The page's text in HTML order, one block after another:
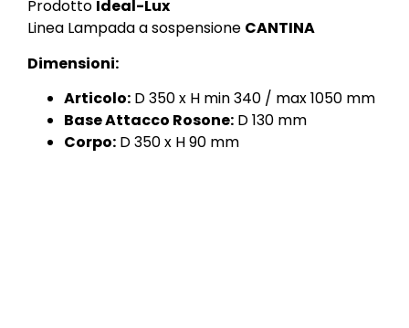
Prodotto Ideal-Lux
Linea Lampada a sospensione CANTINA
Dimensioni:
Articolo: D 350 x H min 340 / max 1050 mm
Base Attacco Rosone: D 130 mm
Corpo: D 350 x H 90 mm